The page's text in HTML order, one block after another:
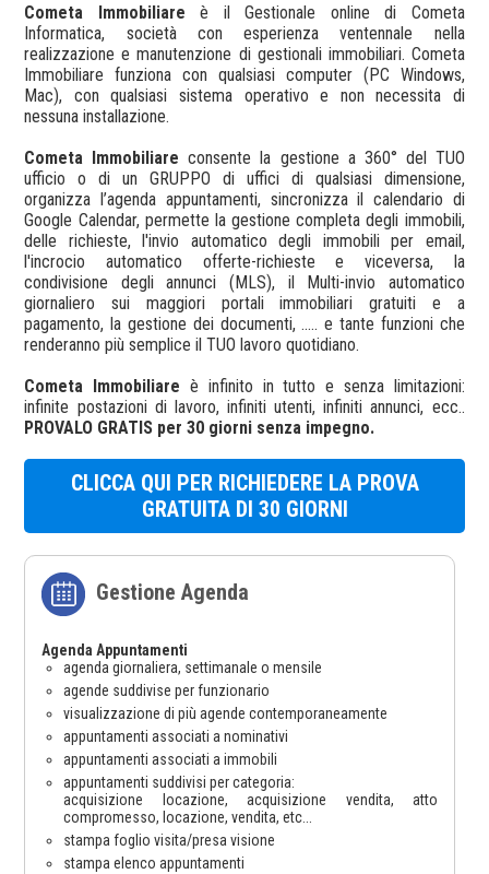
Cometa Immobiliareè il Gestionale online di Cometa
Informatica, società con esperienza ventennale nella
realizzazione e manutenzione di gestionali immobiliari. Cometa
Immobiliare funziona con qualsiasi computer (PC Windows,
Mac), con qualsiasi sistema operativo e non necessita di
nessuna installazione.
Cometa Immobiliareconsente la gestione a 360° del TUO
ufficio o di un GRUPPO di uffici di qualsiasi dimensione,
organizza l’agenda appuntamenti, sincronizza il calendario di
Google Calendar, permette la gestione completa degli immobili,
delle richieste, l'invio automatico degli immobili per email,
l'incrocio automatico offerte-richieste e viceversa, la
condivisione degli annunci (MLS), il Multi-invio automatico
giornaliero sui maggiori portali immobiliari gratuiti e a
pagamento, la gestione dei documenti, ..... e tante funzioni che
renderanno più semplice il TUO lavoro quotidiano.
Cometa Immobiliare è infinito in tutto e senza limitazioni:
infinite postazioni di lavoro, infiniti utenti, infiniti annunci, ecc..
PROVALO GRATIS per 30 giorni senza impegno.
CLICCA QUI PER RICHIEDERE LA PROVA
GRATUITA DI 30 GIORNI
Gestione Agenda
Agenda Appuntamenti
agenda giornaliera, settimanale o mensile
agende suddivise per funzionario
visualizzazione di più agende contemporaneamente
appuntamenti associati a nominativi
appuntamenti associati a immobili
appuntamenti suddivisi per categoria:
acquisizione locazione, acquisizione vendita, atto
compromesso, locazione, vendita, etc...
stampa foglio visita/presa visione
stampa elenco appuntamenti